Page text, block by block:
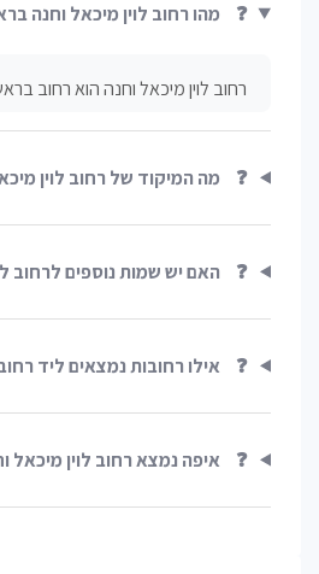
❓ מהו רחוב לוין מיכאל וחנה
רחוב לוין מיכאל וחנה הוא רחוב
❓ מה המיקוד של רחוב לוין
❓ האם יש שמות נוספים לרחוב
❓ אילו רחובות נמצאים ליד
❓ איפה נמצא רחוב לוין מיכאל